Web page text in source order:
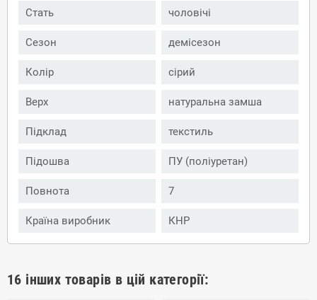
Стать чоловічі
Сезон демісезон
Колір сірий
Верх натуральна замша
Підклад текстиль
Підошва ПУ (поліуретан)
Повнота 7
Країна виробник КНР
16 інших товарів в цій категорії: